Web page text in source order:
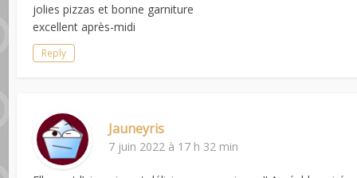
jolies pizzas et bonne garniture
excellent après-midi
Reply
Jauneyris
7 juin 2022 à 17 h 32 min